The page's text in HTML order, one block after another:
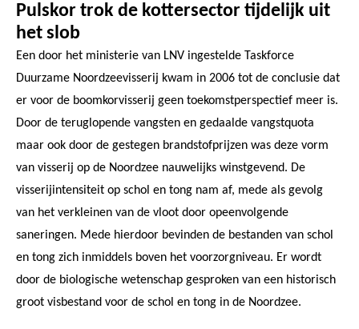
Pulskor trok de kottersector tijdelijk uit
het slob
Een door het ministerie van LNV ingestelde Taskforce
Duurzame Noordzeevisserij kwam in 2006 tot de conclusie dat
er voor de boomkorvisserij geen toekomstperspectief meer is.
Door de teruglopende vangsten en gedaalde vangstquota
maar ook door de gestegen brandstofprijzen was deze vorm
van visserij op de Noordzee nauwelijks winstgevend. De
visserijintensiteit op schol en tong nam af, mede als gevolg
van het verkleinen van de vloot door opeenvolgende
saneringen. Mede hierdoor bevinden de bestanden van schol
en tong zich inmiddels boven het voorzorgniveau. Er wordt
door de biologische wetenschap gesproken van een historisch
groot visbestand voor de schol en tong in de Noordzee.